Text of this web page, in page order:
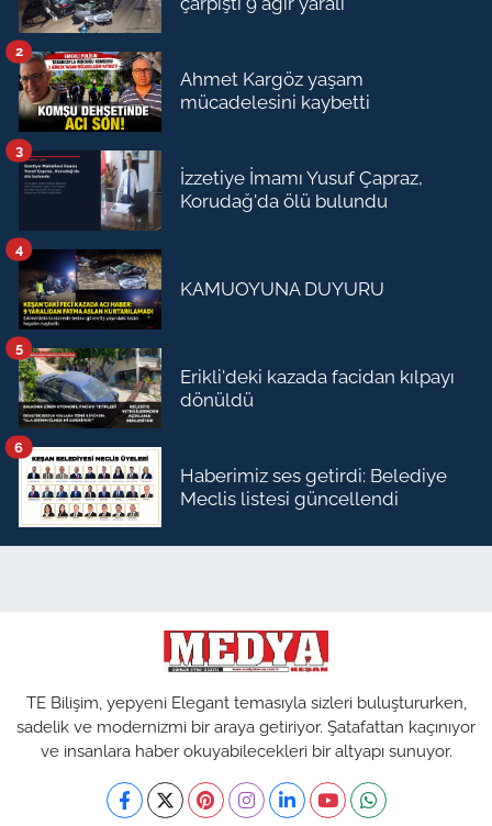
Ahmet Kargöz yaşam
mücadelesini kaybetti
2
İzzetiye İmamı Yusuf Çapraz,
Korudağ'da ölü bulundu
3
KAMUOYUNA DUYURU
4
Erikli'deki kazada facidan kılpayı
dönüldü
5
Haberimiz ses getirdi: Belediye
Meclis listesi güncellendi
6
TE Bilişim, yepyeni Elegant temasıyla sizleri buluştururken,
sadelik ve modernizmi bir araya getiriyor. Şatafattan kaçınıyor
ve insanlara haber okuyabilecekleri bir altyapı sunuyor.